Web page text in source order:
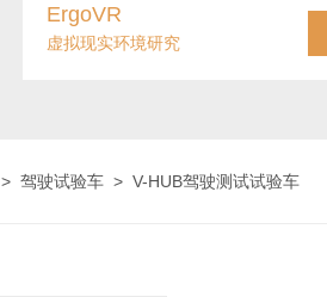
ErgoVR
虚拟现实环境研究
>驾驶试验车 > V-HUB驾驶测试试验车